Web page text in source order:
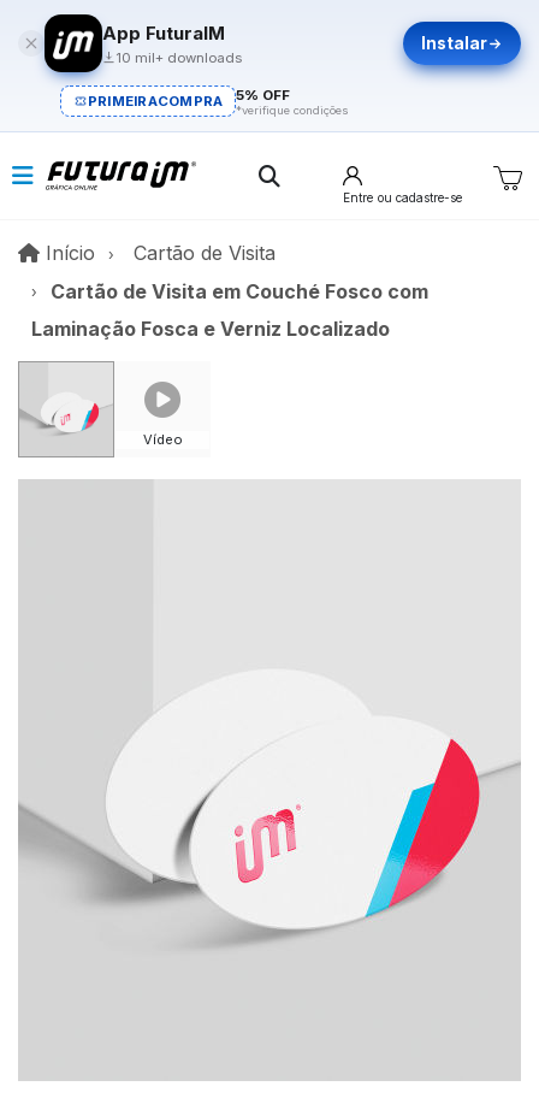
App FuturaIM
10 mil+ downloads
Instalar
PRIMEIRACOMPRA 5% OFF
*verifique condições
Entre ou cadastre-se
Início InícioCartão de Visita
Cartão de Visita em Couché Fosco com
Laminação Fosca e Verniz Localizado
Vídeo